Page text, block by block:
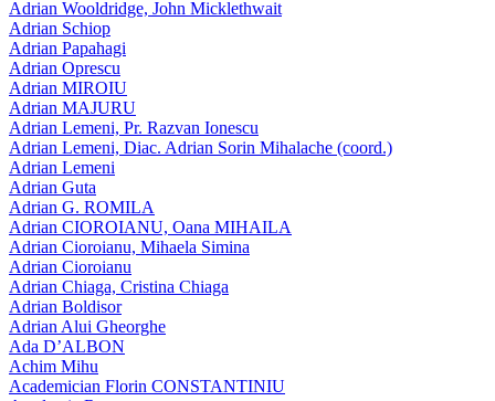
Adrian Wooldridge, John Micklethwait
Adrian Schiop
Adrian Papahagi
Adrian Oprescu
Adrian MIROIU
Adrian MAJURU
Adrian Lemeni, Pr. Razvan Ionescu
Adrian Lemeni, Diac. Adrian Sorin Mihalache (coord.)
Adrian Lemeni
Adrian Guta
Adrian G. ROMILA
Adrian CIOROIANU, Oana MIHAILA
Adrian Cioroianu, Mihaela Simina
Adrian Cioroianu
Adrian Chiaga, Cristina Chiaga
Adrian Boldisor
Adrian Alui Gheorghe
Ada D’ALBON
Achim Mihu
Academician Florin CONSTANTINIU